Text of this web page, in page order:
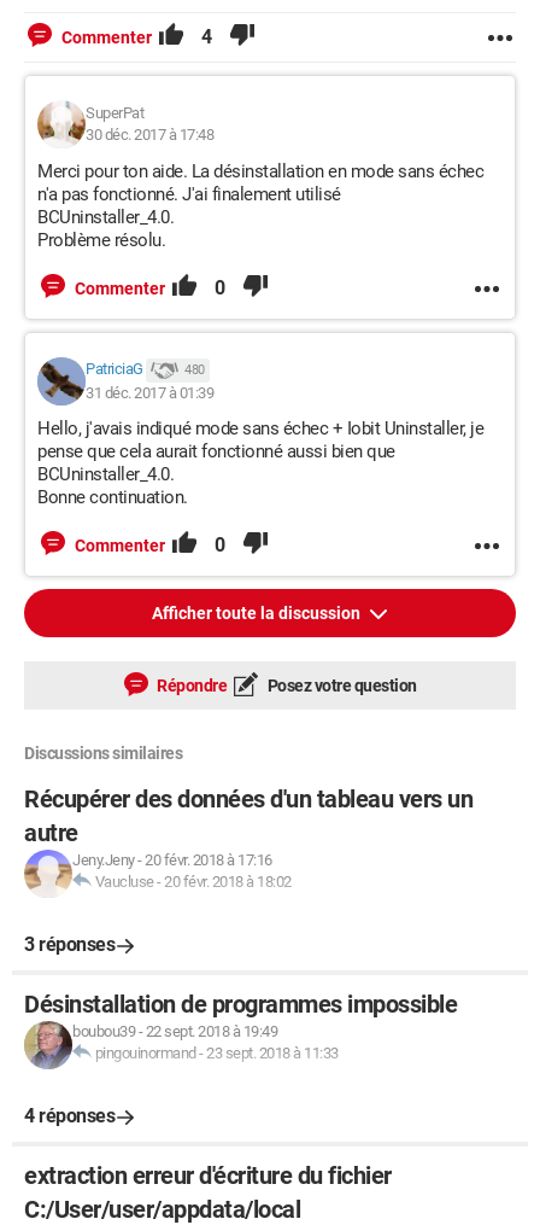
Commenter 4
SuperPat
30 déc. 2017 à 17:48
Merci pour ton aide. La désinstallation en mode sans échec
n'a pas fonctionné. J'ai finalement utilisé
BCUninstaller_4.0.
Problème résolu.
Commenter 0
PatriciaG 480
31 déc. 2017 à 01:39
Hello, j'avais indiqué mode sans échec + Iobit Uninstaller, je
pense que cela aurait fonctionné aussi bien que
BCUninstaller_4.0.
Bonne continuation.
Commenter 0
Afficher toute la discussion
Répondre Posez votre question
Discussions similaires
Récupérer des données d'un tableau vers un
autre
Jeny.Jeny-20 févr. 2018 à 17:16
Vaucluse-20 févr. 2018 à 18:02
3 réponses
Désinstallation de programmes impossible
boubou39-22 sept. 2018 à 19:49
pingouinormand -23 sept. 2018 à 11:33
4 réponses
extraction erreur d'écriture du fichier
C:/User/user/appdata/local